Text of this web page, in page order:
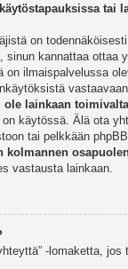
tai
on
kannattaa ottaa
on ilmaispalvelussa
ole lainkaan
käytössä. Älä ota
tai pelkkään
kolmannen
vastausta lainkaan.
-lomaketta, jos